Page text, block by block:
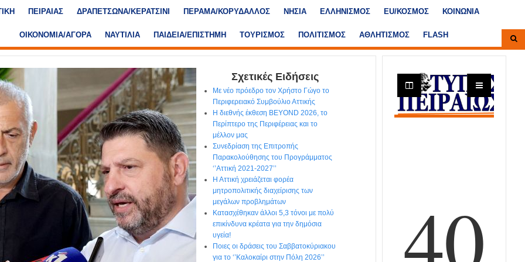
ΠΕΙΡΑΙΑΣ ΔΡΑΠΕΤΣΩΝΑ/ΚΕΡΑΤΣΙΝΙ ΠΕΡΑΜΑ/ΚΟΡΥΔΑΛΛΟΣ ΝΗΣΙΑ ΕΛΛΗΝΙΣΜΟΣ ΕU/ΚΟΣΜΟΣ ΚΟΙΝΩΝΙΑ
ΟΙΚΟΝΟΜΙΑ/ΑΓΟΡΑ ΝΑΥΤΙΛΙΑ ΠΑΙΔΕΙΑ/ΕΠΙΣΤΗΜΗ ΤΟΥΡΙΣΜΟΣ ΠΟΛΙΤΙΣΜΟΣ ΑΘΛΗΤΙΣΜΟΣ FLASH
Σχετικές Ειδήσεις
Με νέο πρόεδρο τον Χρήστο Γώγο το
Περιφερειακό Συμβούλιο Αττικής
Η διεθνής έκθεση BEYOND 2026, το
Περίπτερο της Περιφέρειας και το
μέλλον μας
Συνεδρίαση της Επιτροπής
Παρακολούθησης του Προγράμματος
‘’Αττική 2021-2027’’
Η Αττική χρειάζεται φορέα
μητροπολιτικής διαχείρισης των
μεγάλων προβλημάτων
Κατασχέθηκαν άλλοι 5,3 τόνοι με πολύ
επικίνδυνα κρέατα για την δημόσια
υγεία!
Ποιες οι δράσεις του Σαββατοκύριακου
για το ‘’Καλοκαίρι στην Πόλη 2026’’